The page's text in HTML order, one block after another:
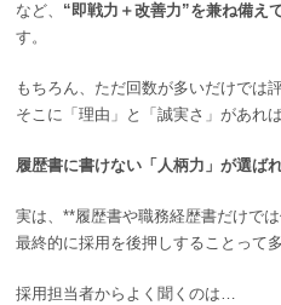
など、 “即戦力＋改善力”を兼ね備え
す。
もちろん、ただ回数が多いだけでは
そこに「理由」と「誠実さ」があれ
履歴書に書けない「人柄力」が選ば
実は、**履歴書や職務経歴書だけでは
最終的に採用を後押しすることって多
採用担当者からよく聞くのは…